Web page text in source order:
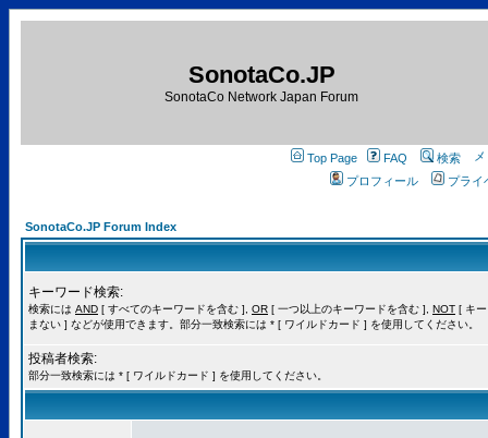
SonotaCo.JP
SonotaCo Network Japan Forum
Top Page FAQ
検索
プロフィール
プライ
SonotaCo.JP Forum Index
キーワード検索:
検索には AND [ すべてのキーワードを含む ], OR [ 一つ以上のキーワードを含む ], NOT [ キ
まない ] などが使用できます。部分一致検索には * [ ワイルドカード ] を使用してください。
投稿者検索:
部分一致検索には * [ ワイルドカード ] を使用してください。